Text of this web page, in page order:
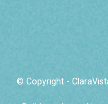
© Copyright -